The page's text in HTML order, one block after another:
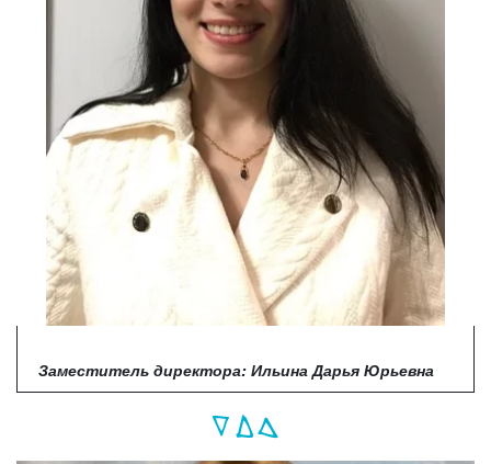
Заместитель директора: Ильина Дарья Юрьевна